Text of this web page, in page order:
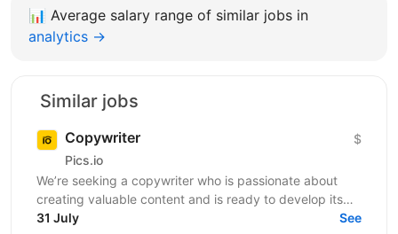
📊 Average salary range of similar jobs in
analytics →
Similar jobs
Copywriter
Pics.io
$
We’re seeking a copywriter who is passionate about
creating valuable content and is ready to develop its
31 July See